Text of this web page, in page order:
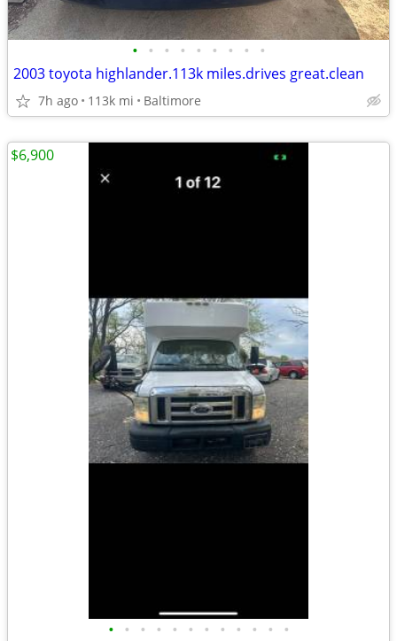
• • • • • • • • •
2003 toyota highlander.113k miles.drives great.clean
7h ago 113k mi Baltimore
• • • • • • • • • • • •
$6,900